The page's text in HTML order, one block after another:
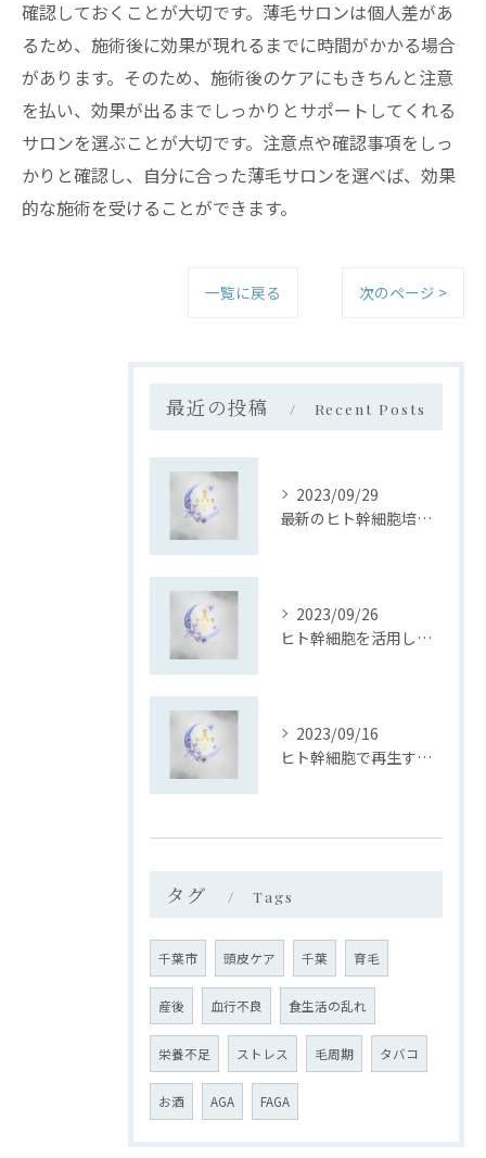
確認しておくことが大切です。薄毛サロンは個人差があ
るため、施術後に効果が現れるまでに時間がかかる場合
があります。そのため、施術後のケアにもきちんと注意
を払い、効果が出るまでしっかりとサポートしてくれる
サロンを選ぶことが大切です。注意点や確認事項をしっ
かりと確認し、自分に合った薄毛サロンを選べば、効果
的な施術を受けることができます。
一覧に戻る 次のページ >
最近の投稿 Recent Posts
2023/09/29
最新のヒト幹細胞培養土上清液技術で育毛を支援する千葉のサロン
2023/09/26
ヒト幹細胞を活用した育毛施術とは？
2023/09/16
ヒト幹細胞で再生する髪の健康を取り戻す施術
タグ Tags
千葉市 頭皮ケア 千葉 育毛
産後 血行不良 食生活の乱れ
栄養不足 ストレス 毛周期 タバコ
お酒 AGA FAGA